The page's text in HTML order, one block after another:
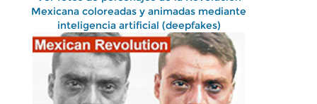
Mexicana coloreadas y animadas mediante
inteligencia artificial (deepfakes)